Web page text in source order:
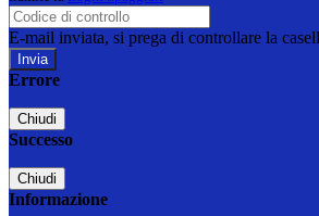
E-mail inviata, si prega di controllare la
Errore
Chiudi
Successo
Chiudi
Informazione